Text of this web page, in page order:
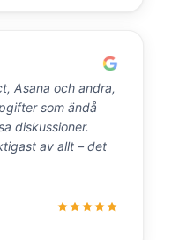
Asana och andra,
som ändå
diskussioner.
av allt – det